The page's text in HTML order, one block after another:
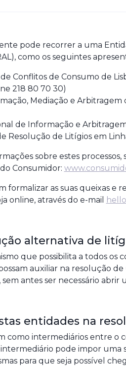
pode recorrer a uma
como os seguintes
Conflitos de Consumo de
218 80 70 30)
Mediação e
de Informação e
Resolução de Litígios em
sobre estes
Consumidor:
formalizar as suas queixas e
online, através do e-mail
alternativa de
que possibilita a todos os
auxiliar na resolução
antes ser necessário abrir
entidades na
como intermediários entre o
pode impor uma
para que seja possível